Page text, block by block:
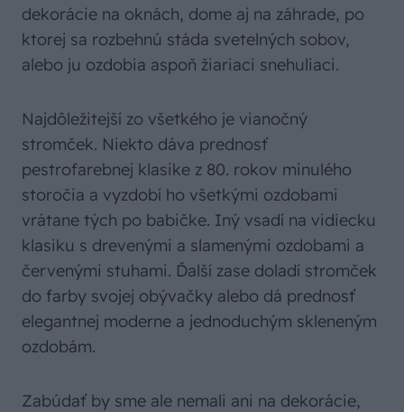
dekorácie na oknách, dome aj na záhrade, po
ktorej sa rozbehnú stáda svetelných sobov,
alebo ju ozdobia aspoň žiariaci snehuliaci.
Najdôležitejší zo všetkého je vianočný
stromček. Niekto dáva prednosť
pestrofarebnej klasike z 80. rokov minulého
storočia a vyzdobí ho všetkými ozdobami
vrátane tých po babičke. Iný vsadí na vidiecku
klasiku s drevenými a slamenými ozdobami a
červenými stuhami. Ďalší zase doladí stromček
do farby svojej obývačky alebo dá prednosť
elegantnej moderne a jednoduchým skleneným
ozdobám.
Zabúdať by sme ale nemali ani na dekorácie,